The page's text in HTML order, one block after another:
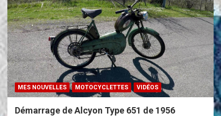
MES NOUVELLES MOTOCYCLETTES VIDÉOS
Démarrage de Alcyon Type 651 de 1956